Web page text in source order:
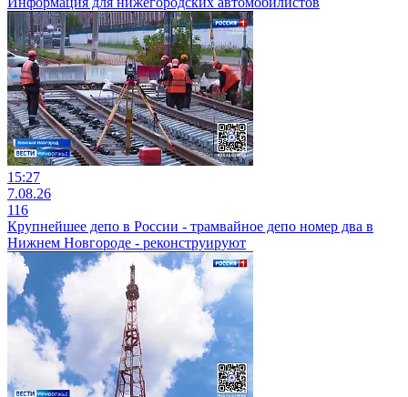
15:27
7.08.26
116
Крупнейшее депо в России - трамвайное депо номер два в
Нижнем Новгороде - реконструируют